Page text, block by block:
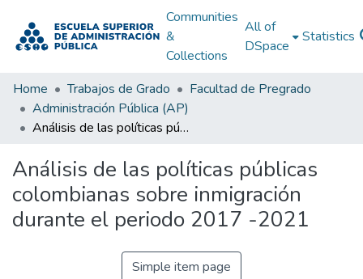
Communities
&
Collections
All of
DSpace
Statistics
Home Trabajos de Grado
Facultad de Pregrado
Administración Pública (AP)
Análisis de las políticas públicas colombianas sobre inmigración durante el periodo 2017 -2021
Análisis de las políticas públicas
colombianas sobre inmigración
durante el periodo 2017 -2021
Simple item page